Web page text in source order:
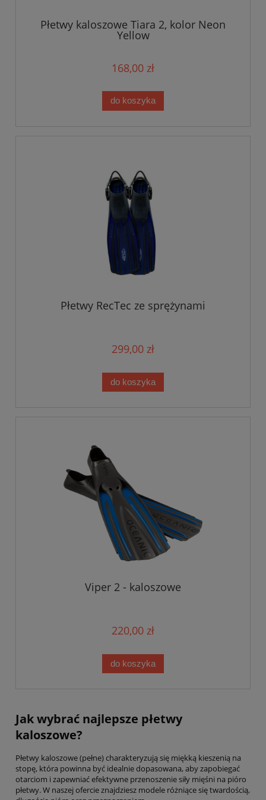
Płetwy kaloszowe Tiara 2, kolor Neon
Yellow
168,00 zł
do koszyka
Płetwy RecTec ze sprężynami
299,00 zł
do koszyka
Viper 2 - kaloszowe
220,00 zł
do koszyka
Jak wybrać najlepsze płetwy
kaloszowe?
Płetwy kaloszowe (pełne) charakteryzują się miękką kieszenią na
stopę, która powinna być idealnie dopasowana, aby zapobiegać
otarciom i zapewniać efektywne przenoszenie siły mięśni na pióro
płetwy. W naszej ofercie znajdziesz modele różniące się twardością,